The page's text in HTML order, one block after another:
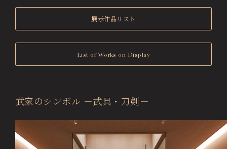
展示作品リスト
List of Works on Display
武家のシンボル －武具・刀剣－